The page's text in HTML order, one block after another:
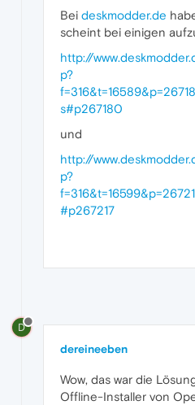
Bei deskmodder.de
scheint bei einigen
http://
p?
s#p267180
und
http://
p?
#p267217
D
dereineeben
Wow, das war die
Offline-Installer von